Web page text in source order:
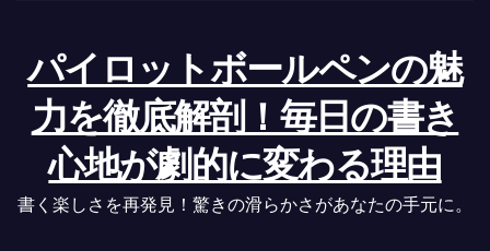
パイロットボールペンの魅
力を徹底解剖！毎日の書き
心地が劇的に変わる理由
書く楽しさを再発見！驚きの滑らかさがあなたの手元に。